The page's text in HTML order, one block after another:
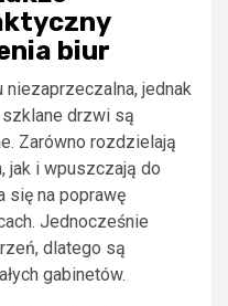
biur
jednak
drzwi są
Zarówno rozdzielają
jak i wpuszczają do
się na poprawę
Jednocześnie
dlatego są
gabinetów.